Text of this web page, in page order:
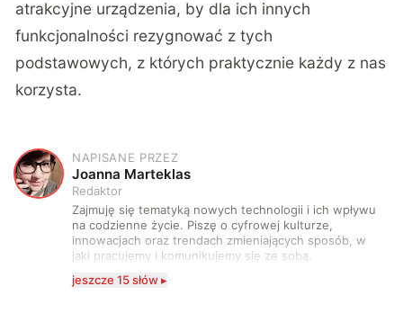
atrakcyjne urządzenia, by dla ich innych
funkcjonalności rezygnować z tych
podstawowych, z których praktycznie każdy z nas
korzysta.
J
NAPISANE PRZEZ
Joanna Marteklas
Redaktor
Zajmuję się tematyką nowych technologii i ich wpływu
na codzienne życie. Piszę o cyfrowej kulturze,
innowacjach oraz trendach zmieniających sposób, w
jaki pracujemy i komunikujemy się ze sobą.
Szczególnie interesuje mnie relacja między rozwojem
technologii a współczesną popkulturą. W wolnych
jeszcze 15 słów ▸